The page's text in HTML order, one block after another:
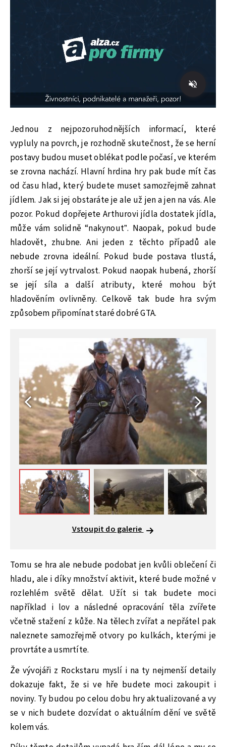
Jednou z nejpozoruhodnějších informací, které
vypluly na povrch, je rozhodně skutečnost, že se herní
postavy budou muset oblékat podle počasí, ve kterém
se zrovna nachází. Hlavní hrdina hry pak bude mít čas
od času hlad, který budete muset samozřejmě zahnat
jídlem. Jak si jej obstaráte je ale už jen a jen na vás. Ale
pozor. Pokud dopřejete Arthurovi jídla dostatek jídla,
může vám solidně “nakynout”. Naopak, pokud bude
hladovět, zhubne. Ani jeden z těchto případů ale
nebude zrovna ideální. Pokud bude postava tlustá,
zhorší se její vytrvalost. Pokud naopak hubená, zhorší
se její síla a další atributy, které mohou být
hladověním ovlivněny. Celkově tak bude hra svým
způsobem připomínat staré dobré GTA.
Vstoupit do galerie
Tomu se hra ale nebude podobat jen kvůli oblečení či
hladu, ale i díky množství aktivit, které bude možné v
rozlehlém světě dělat. Užít si tak budete moci
například i lov a následné opracování těla zvířete
včetně stažení z kůže. Na tělech zvířat a nepřátel pak
naleznete samozřejmě otvory po kulkách, kterými je
provrtáte a usmrtíte.
Že vývojáři z Rockstaru myslí i na ty nejmenší detaily
dokazuje fakt, že si ve hře budete moci zakoupit i
noviny. Ty budou po celou dobu hry aktualizované a vy
se v nich budete dozvídat o aktuálním dění ve světě
kolem vás.